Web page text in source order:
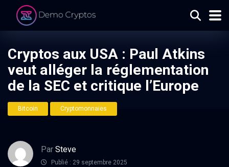
Cryptos aux USA : Paul Atkins
veut alléger la réglementation
de la SEC et critique l’Europe
Bitcoin Cryptomonnaies
Par Steve
Publié : 29 septembre 2025